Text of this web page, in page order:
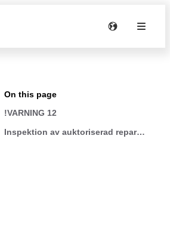
On this page
!VARNING 12
Inspektion av auktoriserad